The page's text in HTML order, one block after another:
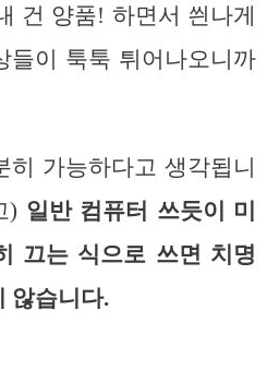
건 양품! 하면서 씐나게
들이 툭툭 튀어나오니까
히 가능하다고 생각됩니
) 일반 컴퓨터 쓰듯이 미
끄는 식으로 쓰면 치명
않습니다.